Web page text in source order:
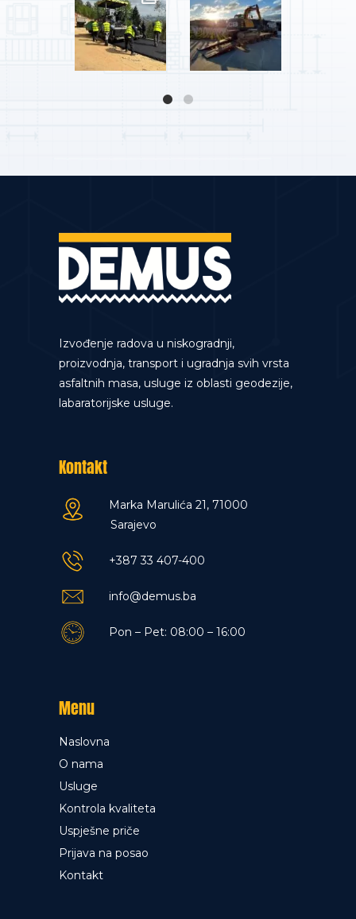
Izvođenje radova u niskogradnji,
proizvodnja, transport i ugradnja svih vrsta
asfaltnih masa, usluge iz oblasti geodezije,
labaratorijske usluge.
Kontakt
Marka Marulića 21, 71000
Sarajevo
+387 33 407-400
info@demus.ba
Pon – Pet: 08:00 – 16:00
Menu
Naslovna
O nama
Usluge
Kontrola kvaliteta
Uspješne priče
Prijava na posao
Kontakt